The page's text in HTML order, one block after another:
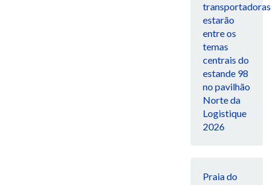
transportadoras
estarão
entre os
temas
centrais do
estande 98
no pavilhão
Norte da
Logistique
2026
Praia do